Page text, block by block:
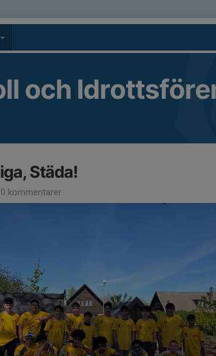
och
Städa!
0 kommentarer